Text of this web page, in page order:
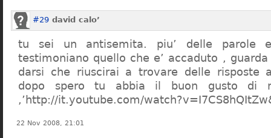
#29 david calo’
tu sei un antisemita. piu’ delle parole
testimoniano quello che e’ accaduto , guarda
darsi che riuscirai a trovare delle risposte
dopo spero tu abbia il buon gusto di
,’http://it.youtube.com/
22 Nov 2008, 21:01